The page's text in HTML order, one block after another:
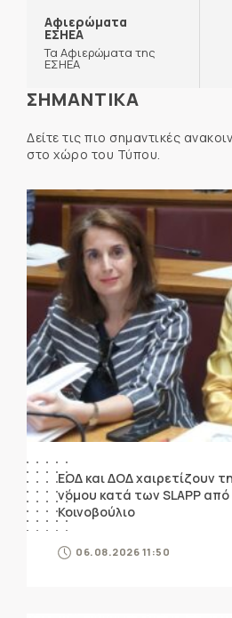
Αφιερώματα
ΕΣΗΕΑ
Τα Αφιερώματα της
ΕΣΗΕΑ
ΣΗΜΑΝΤΙΚΑ
Δείτε τις πιο σημαντικές
στο χώρο του Τύπου.
ΕΟΔ και ΔΟΔ χαιρετίζουν
νόμου κατά των SLAPP από
Κοινοβούλιο
06.08.2026 11:50